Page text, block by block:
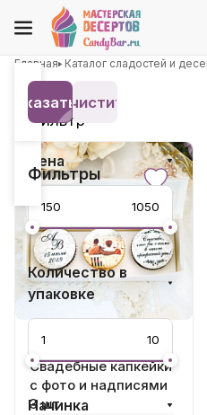
Главная Каталог сладостей и
1 050 ₽
Свадебные капкейки
с фото и надписями
3 шт
Фильтр
Фильтры
Цена
Количество в
упаковке
Начинка
Показать 19
Очистить